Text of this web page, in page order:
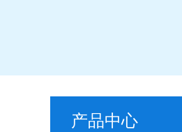
产品中心